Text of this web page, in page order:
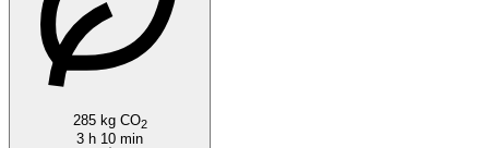
285 kg CO2
3 h 10 min